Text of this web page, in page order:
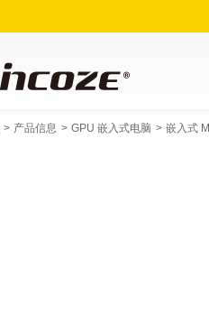
产品信息 GPU 嵌入式电脑 嵌入式